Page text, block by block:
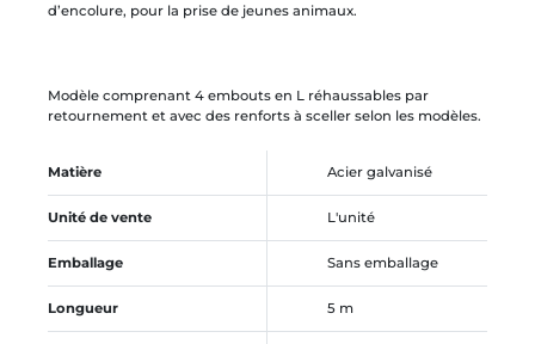
d’encolure, pour la prise de jeunes animaux.
Modèle comprenant 4 embouts en L réhaussables par
retournement et avec des renforts à sceller selon les modèles.
Matière Acier galvanisé
Unité de vente L'unité
Emballage Sans emballage
Longueur 5 m